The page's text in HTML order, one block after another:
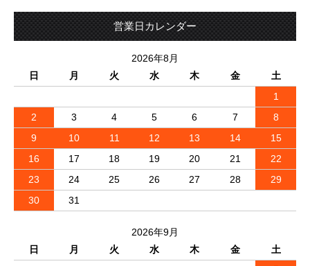
営業日カレンダー
2026年8月
日
月 火 水 木 金
土
1
2
3 4 5 6 7
8
9
10 11 12 13 14
15
16
17 18 19 20 21
22
23
24 25 26 27 28
29
30
31
2026年9月
日
月 火 水 木 金
土